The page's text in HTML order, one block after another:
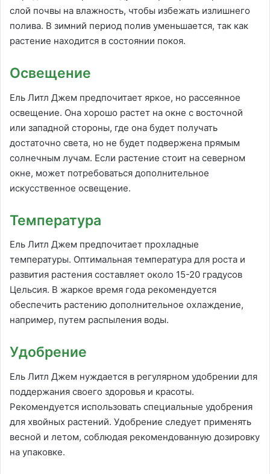
слой почвы на влажность, чтобы избежать излишнего
полива. В зимний период полив уменьшается, так как
растение находится в состоянии покоя.
Освещение
Ель Литл Джем предпочитает яркое, но рассеянное
освещение. Она хорошо растет на окне с восточной
или западной стороны, где она будет получать
достаточно света, но не будет подвержена прямым
солнечным лучам. Если растение стоит на северном
окне, может потребоваться дополнительное
искусственное освещение.
Температура
Ель Литл Джем предпочитает прохладные
температуры. Оптимальная температура для роста и
развития растения составляет около 15-20 градусов
Цельсия. В жаркое время года рекомендуется
обеспечить растению дополнительное охлаждение,
например, путем распыления воды.
Удобрение
Ель Литл Джем нуждается в регулярном удобрении для
поддержания своего здоровья и красоты.
Рекомендуется использовать специальные удобрения
для хвойных растений. Удобрение следует применять
весной и летом, соблюдая рекомендованную дозировку
на упаковке.